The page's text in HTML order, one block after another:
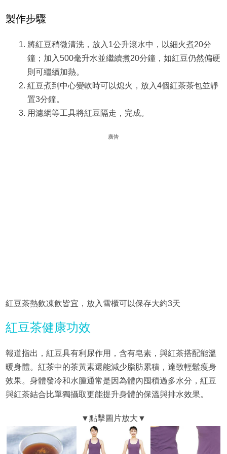
製作步驟
將紅豆稍微清洗，放入1公升滾水中，以細火煮20分
鐘；加入500毫升水並繼續煮20分鐘，如紅豆仍然偏硬
則可繼續加熱。
紅豆煮到中心變軟時可以熄火，放入4個紅茶茶包並靜
置3分鐘。
用濾網等工具將紅豆隔走，完成。
廣告
紅豆茶熱飲凍飲皆宜，放入雪櫃可以保存大約3天
紅豆茶健康功效
報道指出，紅豆具有利尿作用，含有皂素，與紅茶搭配能溫
暖身體。紅茶中的茶黃素還能減少脂肪累積，達致輕鬆瘦身
效果。身體發冷和水腫通常是因為體內囤積過多水分，紅豆
與紅茶結合比單獨攝取更能提升身體的保溫與排水效果。